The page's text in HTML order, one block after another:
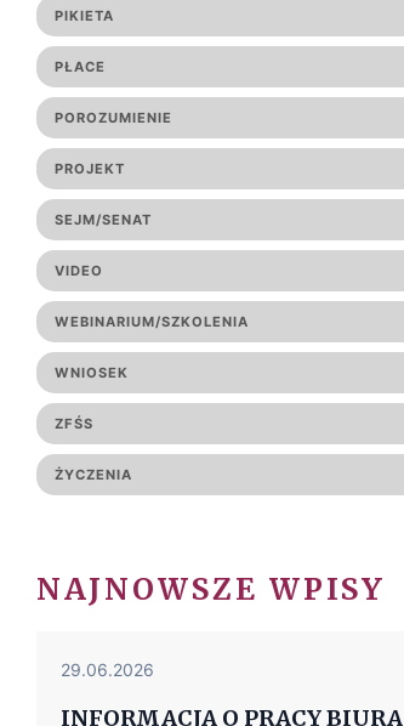
PIKIETA
PŁACE
POROZUMIENIE
PROJEKT
SEJM/SENAT
VIDEO
WEBINARIUM/SZKOLENIA
WNIOSEK
ZFŚS
ŻYCZENIA
NAJNOWSZE WPISY
29.06.2026
INFORMACJA O PRACY BIURA